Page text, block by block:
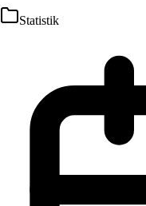
Statistik